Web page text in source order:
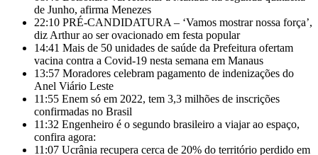
de Junho, afirma Menezes
22:10 PRÉ-CANDIDATURA – ‘Vamos mostrar nossa força’,
diz Arthur ao ser ovacionado em festa popular
14:41 Mais de 50 unidades de saúde da Prefeitura ofertam
vacina contra a Covid-19 nesta semana em Manaus
13:57 Moradores celebram pagamento de indenizações do
Anel Viário Leste
11:55 Enem só em 2022, tem 3,3 milhões de inscrições
confirmadas no Brasil
11:32 Engenheiro é o segundo brasileiro a viajar ao espaço,
confira agora:
11:07 Ucrânia recupera cerca de 20% do território perdido em